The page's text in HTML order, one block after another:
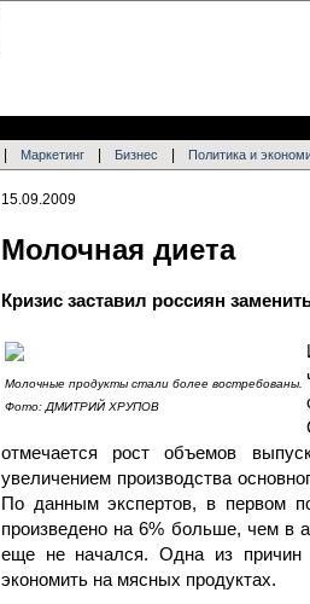
Маркетинг Бизнес Политика и
15.09.2009
Молочная диета
Кризис заставил россиян
Молочные продукты стали более востребованы.
Фото: ДМИТРИЙ ХРУПОВ
отмечается рост объемов
увеличением производства
По данным экспертов, в первом
произведено на 6% больше, чем в
еще не начался. Одна из причин
экономить на мясных продуктах.